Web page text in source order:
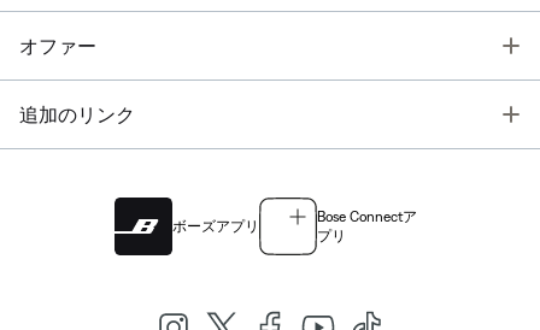
オファー
追加のリンク
ボーズアプリ
Bose Connectア
プリ